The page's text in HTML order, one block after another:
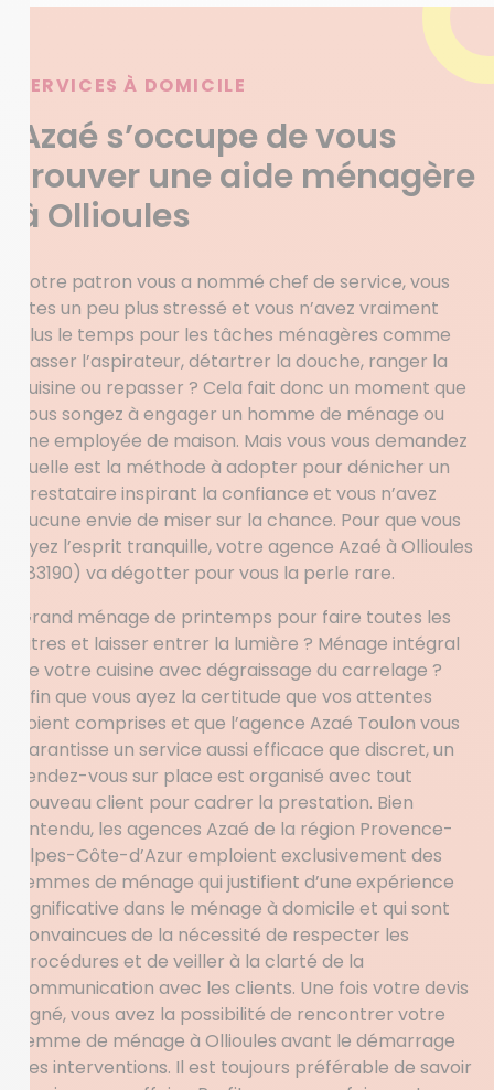
SERVICES À DOMICILE
Azaé s’occupe de vous
trouver une aide ménagère
à Ollioules
Votre patron vous a nommé chef de service, vous
êtes un peu plus stressé et vous n’avez vraiment
plus le temps pour les tâches ménagères comme
passer l’aspirateur, détartrer la douche, ranger la
cuisine ou repasser ? Cela fait donc un moment que
vous songez à engager un homme de ménage ou
une employée de maison. Mais vous vous demandez
quelle est la méthode à adopter pour dénicher un
prestataire inspirant la confiance et vous n’avez
aucune envie de miser sur la chance. Pour que vous
ayez l’esprit tranquille, votre agence Azaé à Ollioules
(83190) va dégotter pour vous la perle rare.
Grand ménage de printemps pour faire toutes les
vitres et laisser entrer la lumière ? Ménage intégral
de votre cuisine avec dégraissage du carrelage ?
Afin que vous ayez la certitude que vos attentes
soient comprises et que l’agence Azaé Toulon vous
garantisse un service aussi efficace que discret, un
rendez-vous sur place est organisé avec tout
nouveau client pour cadrer la prestation. Bien
entendu, les agences Azaé de la région Provence-
Alpes-Côte-d’Azur emploient exclusivement des
femmes de ménage qui justifient d’une expérience
significative dans le ménage à domicile et qui sont
convaincues de la nécessité de respecter les
procédures et de veiller à la clarté de la
communication avec les clients. Une fois votre devis
signé, vous avez la possibilité de rencontrer votre
femme de ménage à Ollioules avant le démarrage
des interventions. Il est toujours préférable de savoir